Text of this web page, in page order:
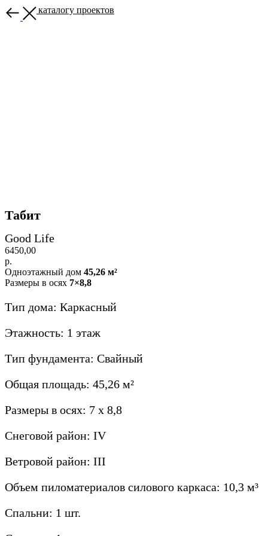
Назад к каталогу проектов
Табит
Good Life
6450,00
р.
Одноэтажный дом 45,26 м²
Размеры в осях 7×8,8
Тип дома: Каркасный
Этажность: 1 этаж
Тип фундамента: Свайный
Общая площадь: 45,26 м²
Размеры в осях: 7 х 8,8
Снеговой район: IV
Ветровой район: III
Объем пиломатериалов силового каркаса: 10,3 м³
Спальни: 1 шт.